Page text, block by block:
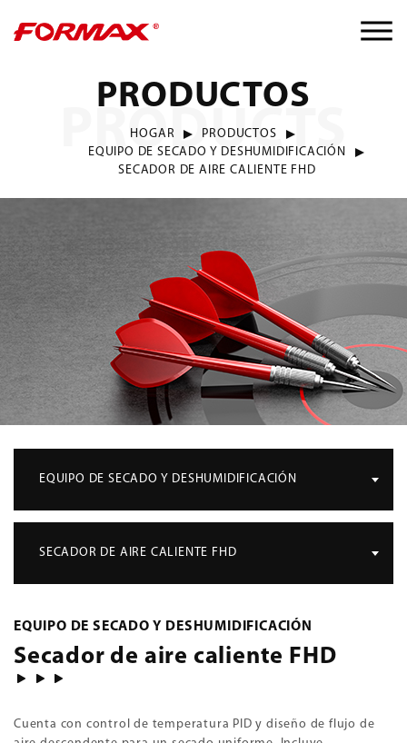
PRODUCTOS
HOGAR
PRODUCTOS
EQUIPO DE SECADO Y DESHUMIDIFICACIÓN
SECADOR DE AIRE CALIENTE FHD
PRODUCTS
EQUIPO DE SECADO Y DESHUMIDIFICACIÓN
SECADOR DE AIRE CALIENTE FHD
EQUIPO DE SECADO Y DESHUMIDIFICACIÓN
Secador de aire caliente FHD
Cuenta con control de temperatura PID y diseño de flujo de